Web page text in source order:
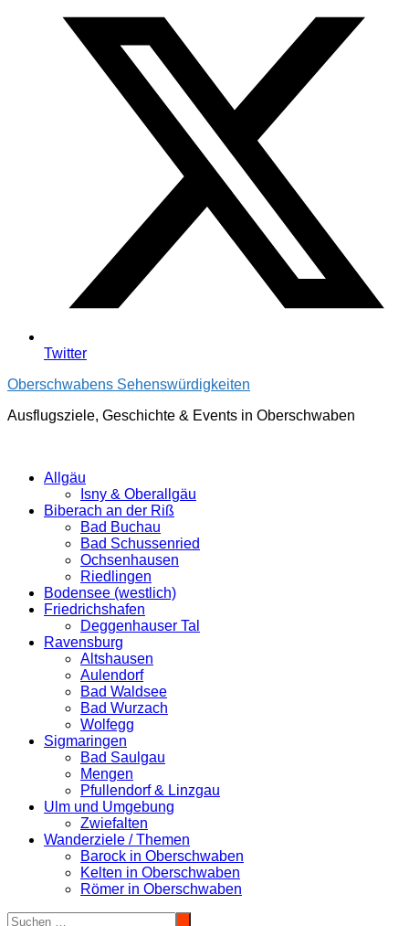
Twitter
Oberschwabens Sehenswürdigkeiten
Ausflugsziele, Geschichte & Events in Oberschwaben
Allgäu
Isny & Oberallgäu
Biberach an der Riß
Bad Buchau
Bad Schussenried
Ochsenhausen
Riedlingen
Bodensee (westlich)
Friedrichshafen
Deggenhauser Tal
Ravensburg
Altshausen
Aulendorf
Bad Waldsee
Bad Wurzach
Wolfegg
Sigmaringen
Bad Saulgau
Mengen
Pfullendorf & Linzgau
Ulm und Umgebung
Zwiefalten
Wanderziele / Themen
Barock in Oberschwaben
Kelten in Oberschwaben
Römer in Oberschwaben